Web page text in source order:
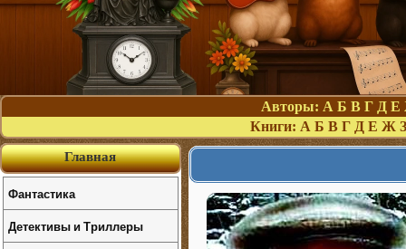
Авторы: А Б В Г Д Е
Книги: А Б В Г Д Е Ж З
Главная
Фантастика
Детективы и Триллеры